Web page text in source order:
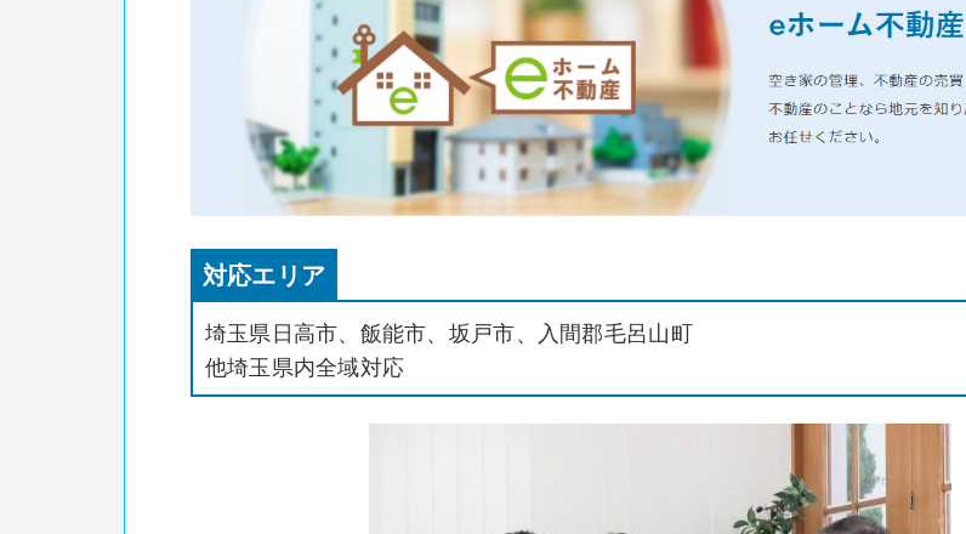
対応エリア
埼玉県日高市、飯能市、坂戸市、入間郡毛呂山町
他埼玉県内全域対応